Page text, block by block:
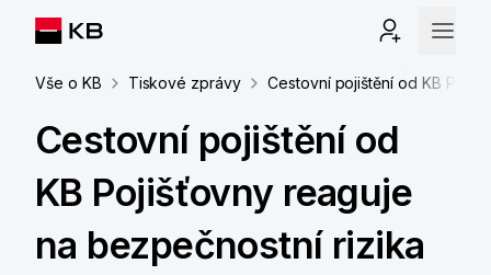
Vše o KB Tiskové zprávy Cestovní pojištění od KB
Cestovní pojištění od
KB Pojišťovny reaguje
na bezpečnostní rizika